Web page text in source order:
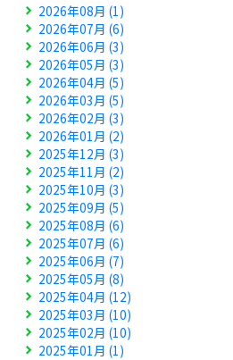
2026年08月 (1)
2026年07月 (6)
2026年06月 (3)
2026年05月 (3)
2026年04月 (5)
2026年03月 (5)
2026年02月 (3)
2026年01月 (2)
2025年12月 (3)
2025年11月 (2)
2025年10月 (3)
2025年09月 (5)
2025年08月 (6)
2025年07月 (6)
2025年06月 (7)
2025年05月 (8)
2025年04月 (12)
2025年03月 (10)
2025年02月 (10)
2025年01月 (1)